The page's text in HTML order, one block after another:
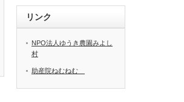
リンク
NPO法人ゆうき農園みよし
村
助産院ねむねむ